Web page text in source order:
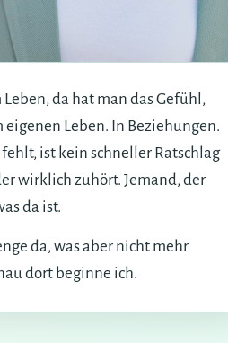
da hat man das Gefühl,
eigenen Leben. In Beziehungen.
fehlt, ist kein schneller Ratschlag
wirklich zuhört. Jemand, der
da ist.
da, was aber nicht mehr
dort beginne ich.